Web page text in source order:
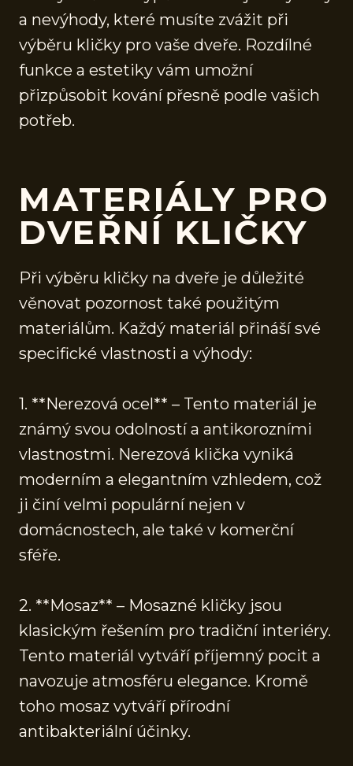
a nevýhody, které musíte zvážit při
výběru kličky pro vaše dveře. Rozdílné
funkce a estetiky vám umožní
přizpůsobit kování přesně podle vašich
potřeb.
MATERIÁLY PRO
DVEŘNÍ KLIČKY
Při výběru kličky na dveře je důležité
věnovat pozornost také použitým
materiálům. Každý materiál přináší své
specifické vlastnosti a výhody:
1. **Nerezová ocel** – Tento materiál je
známý svou odolností a antikorozními
vlastnostmi. Nerezová klička vyniká
moderním a elegantním vzhledem, což
ji činí velmi populární nejen v
domácnostech, ale také v komerční
sféře.
2. **Mosaz** – Mosazné kličky jsou
klasickým řešením pro tradiční interiéry.
Tento materiál vytváří příjemný pocit a
navozuje atmosféru elegance. Kromě
toho mosaz vytváří přírodní
antibakteriální účinky.